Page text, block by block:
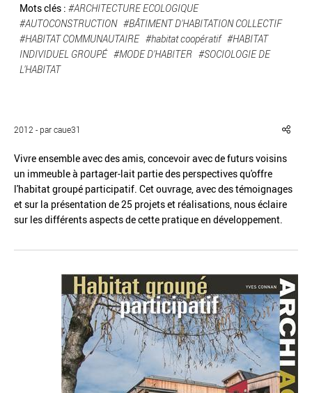
MATÉRIAUX
AUTRES CRITÈRES
Mots clés : #ARCHITECTURE ECOLOGIQUE
#AUTOCONSTRUCTION #BÂTIMENT D'HABITATION COLLECTIF
#HABITAT COMMUNAUTAIRE #habitat coopératif #HABITAT
INDIVIDUEL GROUPÉ #MODE D'HABITER #SOCIOLOGIE DE
L'HABITAT
2012 - par caue31
Vivre ensemble avec des amis, concevoir avec de futurs voisins
un immeuble à partager-lait partie des perspectives qu'offre
l'habitat groupé participatif. Cet ouvrage, avec des témoignages
et sur la présentation de 25 projets et réalisations, nous éclaire
sur les différents aspects de cette pratique en développement.